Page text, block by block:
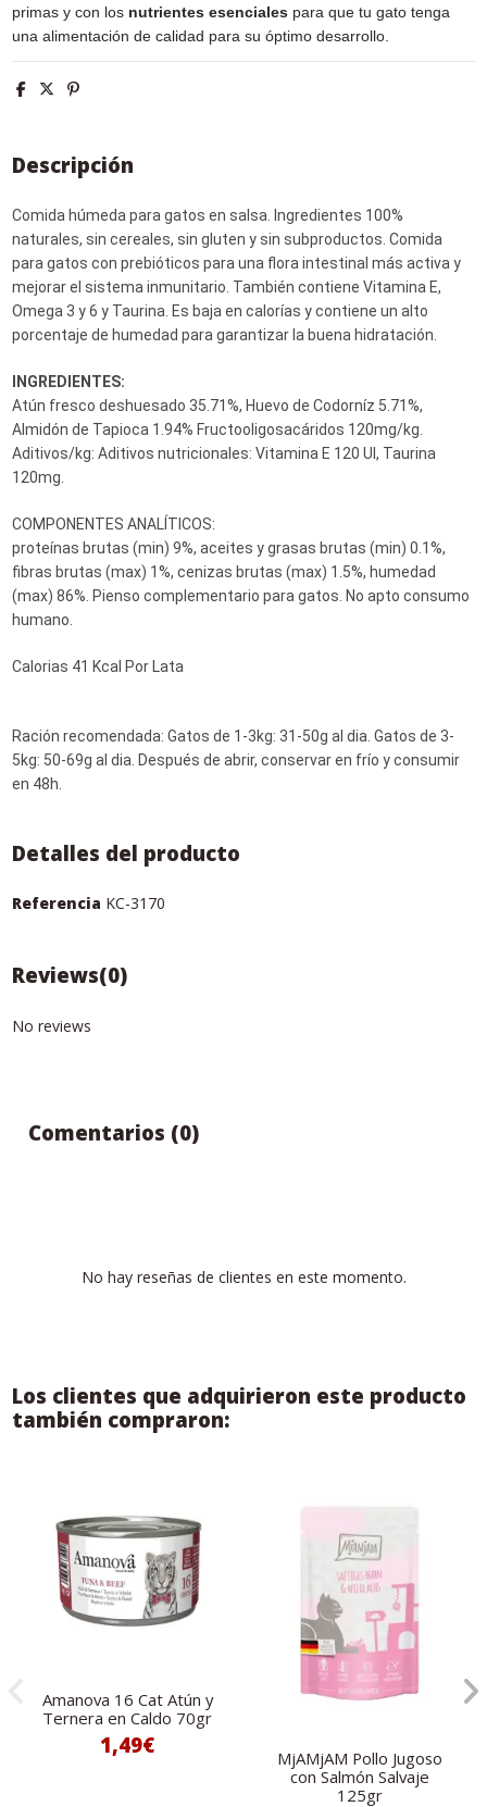
primas y con los nutrientes esencialespara que tu gato tenga
una alimentación de calidad para su óptimo desarrollo.
Descripción
Comida húmeda para gatos en salsa. Ingredientes 100%
naturales, sin cereales, sin gluten y sin subproductos. Comida
para gatos con prebióticos para una flora intestinal más activa y
mejorar el sistema inmunitario. También contiene Vitamina E,
Omega 3 y 6 y Taurina. Es baja en calorías y contiene un alto
porcentaje de humedad para garantizar la buena hidratación.
INGREDIENTES:
Atún fresco deshuesado 35.71%, Huevo de Codorníz 5.71%,
Almidón de Tapioca 1.94% Fructooligosacáridos 120mg/kg.
Aditivos/kg: Aditivos nutricionales: Vitamina E 120 UI, Taurina
120mg.
COMPONENTES ANALÍTICOS:
proteínas brutas (min) 9%, aceites y grasas brutas (min) 0.1%,
fibras brutas (max) 1%, cenizas brutas (max) 1.5%, humedad
(max) 86%. Pienso complementario para gatos. No apto consumo
humano.
Calorias 41 Kcal Por Lata
Ración recomendada: Gatos de 1-3kg: 31-50g al dia. Gatos de 3-
5kg: 50-69g al dia. Después de abrir, conservar en frío y consumir
en 48h.
Detalles del producto
Referencia KC-3170
Reviews(0)
No reviews
Comentarios (0)
No hay reseñas de clientes en este momento.
Los clientes que adquirieron este producto
también compraron:
Amanova 16 Cat Atún y
Ternera en Caldo 70gr
1,49€
MjAMjAM Pollo Jugoso
con Salmón Salvaje
125gr